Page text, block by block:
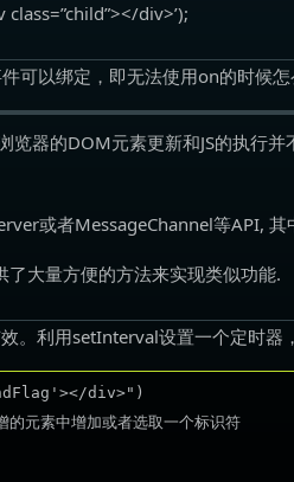
class=”child”></div>’);
可以绑定，即无法使用on的时候
览器的DOM元素更新和JS的执行
或者MessageChannel等API,
大量方便的方法来实现类似功能.
。利用setInterval设置一个定时
div>")
元素中增加或者选取一个标识符